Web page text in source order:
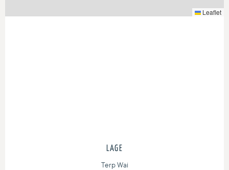
Leaflet
LAGE
Terp Wai